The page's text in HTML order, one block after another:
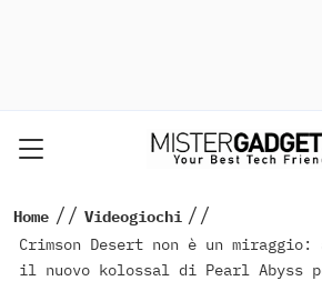
Home // Videogiochi //
Crimson Desert non è un miraggio:
il nuovo kolossal di Pearl Abyss